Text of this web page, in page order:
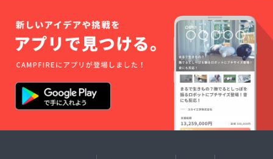
さい。
・公序
良俗に
反する
表記や
画像は
掲載で
きませ
来場は
任意、
交通費